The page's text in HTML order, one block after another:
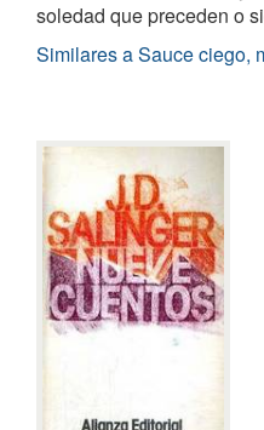
soledad que preceden o
Similares a Sauce ciego,